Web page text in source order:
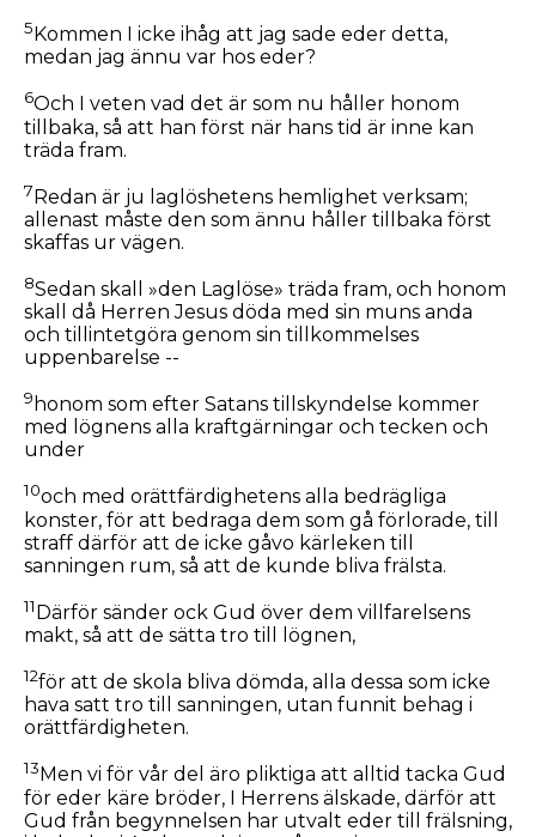
5 Kommen I icke ihåg att jag sade eder detta,
medan jag ännu var hos eder?
6Och I veten vad det är som nu håller honom
tillbaka, så att han först när hans tid är inne kan
träda fram.
7Redan är ju laglöshetens hemlighet verksam;
allenast måste den som ännu håller tillbaka först
skaffas ur vägen.
8Sedan skall »den Laglöse» träda fram, och honom
skall då Herren Jesus döda med sin muns anda
och tillintetgöra genom sin tillkommelses
uppenbarelse --
9 honom som efter Satans tillskyndelse kommer
med lögnens alla kraftgärningar och tecken och
under
10och med orättfärdighetens alla bedrägliga
konster, för att bedraga dem som gå förlorade, till
straff därför att de icke gåvo kärleken till
sanningen rum, så att de kunde bliva frälsta.
11Därför sänder ock Gud över dem villfarelsens
makt, så att de sätta tro till lögnen,
12för att de skola bliva dömda, alla dessa som icke
hava satt tro till sanningen, utan funnit behag i
orättfärdigheten.
13 Men vi för vår del äro pliktiga att alltid tacka Gud
för eder käre bröder, I Herrens älskade, därför att
Gud från begynnelsen har utvalt eder till frälsning,